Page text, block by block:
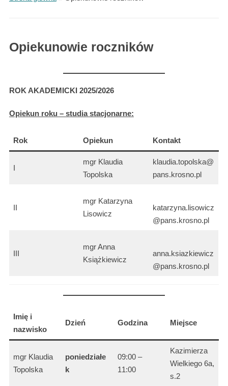
Opiekunowie roczników
ROK AKADEMICKI 2025/2026
Opiekun roku – studia stacjonarne:
Rok Opiekun Kontakt
I
mgr Klaudia
Topolska
klaudia.topolska@
pans.krosno.pl
II
mgr Katarzyna
Lisowicz
katarzyna.lisowicz
@pans.krosno.pl
III
mgr Anna
Książkiewicz
anna.ksiazkiewicz
@pans.krosno.pl
Imię i
nazwisko
Dzień Godzina Miejsce
mgr Klaudia
Topolska
poniedziałe
k
09:00 –
11:00
Kazimierza
Wielkiego 6a,
s.2